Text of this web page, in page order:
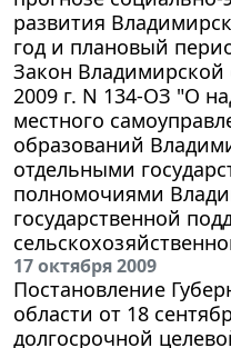
развития
год и плановый
Закон Владимирской
2009 г. N 134-ОЗ "О
местного
образований
отдельными
полномочиями
государственной
17 октября 2009
Постановление
области от 18
долгосрочной